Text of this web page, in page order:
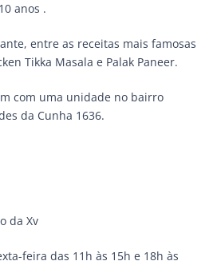
anos .
entre as receitas mais famosas
Tikka Masala e Palak Paneer.
com uma unidade no bairro
da Cunha 1636.
da Xv
feira das 11h às 15h e 18h às